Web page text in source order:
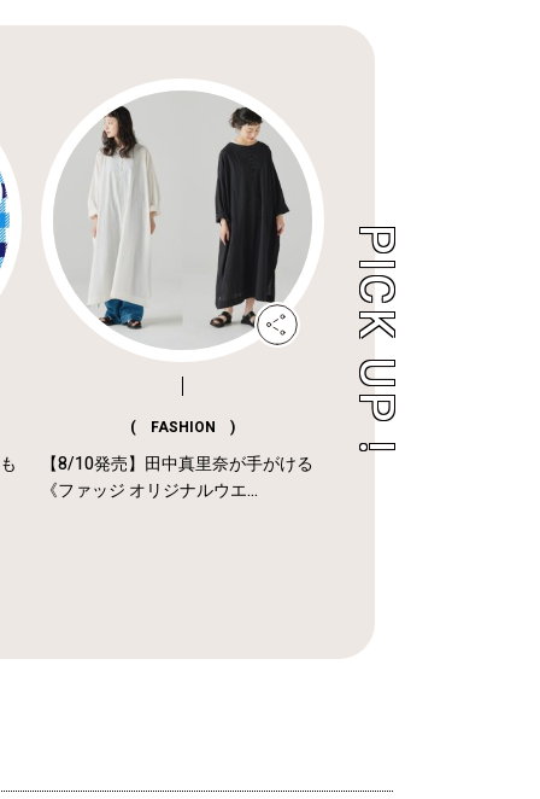
( FASHION )
【8/10発売】田中真里奈が手がける
《ファッジ オリジナルウエ...